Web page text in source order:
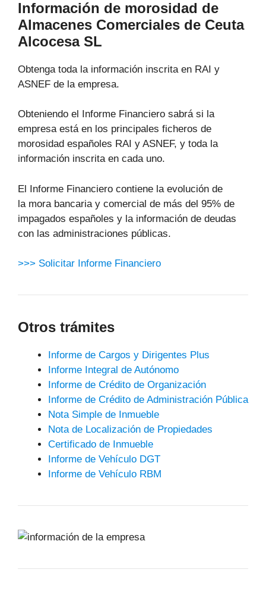
Información de morosidad de
Almacenes Comerciales de Ceuta
Alcocesa SL
Obtenga toda la información inscrita en RAI y
ASNEF de la empresa.
Obteniendo el Informe Financiero sabrá si la
empresa está en los principales ficheros de
morosidad españoles RAI y ASNEF, y toda la
información inscrita en cada uno.
El Informe Financiero contiene la evolución de
la mora bancaria y comercial de más del 95% de
impagados españoles y la información de deudas
con las administraciones públicas.
>>> Solicitar Informe Financiero
Otros trámites
Informe de Cargos y Dirigentes Plus
Informe Integral de Autónomo
Informe de Crédito de Organización
Informe de Crédito de Administración Pública
Nota Simple de Inmueble
Nota de Localización de Propiedades
Certificado de Inmueble
Informe de Vehículo DGT
Informe de Vehículo RBM